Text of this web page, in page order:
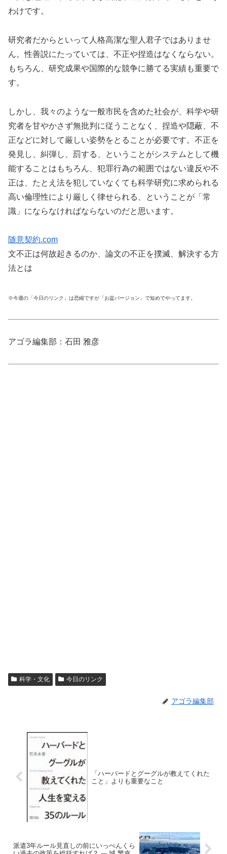
わけです。
研究者だからといって人格高潔な聖人君子ではありませ
ん。性善説にたっていては、不正や捏造はなくならない。
もちろん、研究成果や国際的な競争に勝てる実績も重要で
す。
しかし、我々のような一般市民を含めた社会が、科学や研
究者を甘やかさず無批判に従うことなく、捏造や隠蔽、不
正などに対して厳しい姿勢をとることが必要です。不正を
発見し、糾弾し、罰する、ということがシステムとして機
能することはもちろん、犯罪行為の範囲ではない違反や不
正は、たとえ法を犯していなくても科学研究に求められる
高い倫理性により厳しく律せられる、ということが「常
識」にならなければならないのだと思います。
随意契約.com
文不正は何故起きるのか、論文の不正を撲滅、解決する方
法とは
※今週の「今日のリンク」は恐縮ですが「お盆バージョン」で短めでやってます。
アゴラ編集部：石田 雅彦
科学・文化 今日のリンク
アゴラ編集部
「ハーバードとグーグルが教えてくれた
こと」よりも重要なこと
派遣3年ルール見直しの前にいっぺんくら